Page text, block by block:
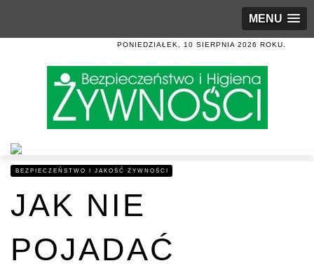
MENU
PONIEDZIAŁEK, 10 SIERPNIA 2026 ROKU.
BEZPIECZEŃSTWO I JAKOŚĆ ŻYWNOŚCI
JAK NIE
POJADAĆ